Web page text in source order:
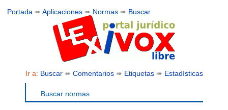
Portada ➠Aplicaciones ➠ Normas ➠ Buscar
Ir a: Buscar➠ Comentarios➠ Etiquetas➠ Estadísticas
Buscar normas